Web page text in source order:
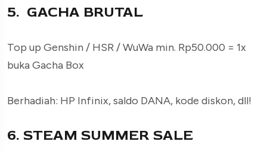
5. GACHA BRUTAL
Top up Genshin / HSR / WuWa min. Rp50.000 = 1x
buka Gacha Box
Berhadiah: HP Infinix, saldo DANA, kode diskon, dll!
6. STEAM SUMMER SALE